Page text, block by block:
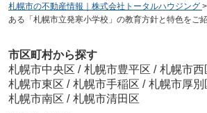
札幌市の不動産情報｜株式会社トータルハウジング >
ある「札幌市立発寒小学校」の教育方針と特色をご紹
市区町村から探す
札幌市中央区 / 札幌市豊平区 / 札幌市西
札幌市東区 / 札幌市手稲区 / 札幌市厚別
札幌市南区 / 札幌市清田区